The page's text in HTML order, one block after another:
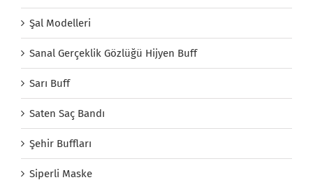
Şal Modelleri
Sanal Gerçeklik Gözlüğü Hijyen Buff
Sarı Buff
Saten Saç Bandı
Şehir Buffları
Siperli Maske